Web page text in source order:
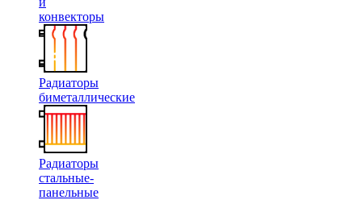
конвекторы
Радиаторы
биметаллические
Радиаторы
стальные-
панельные